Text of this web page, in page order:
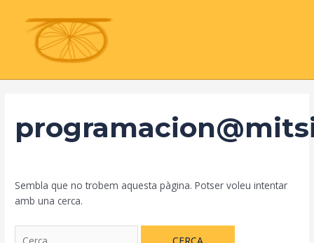
contingut
Sembla que no trobem aquesta pàgina. Potser voleu intentar
amb una cerca.